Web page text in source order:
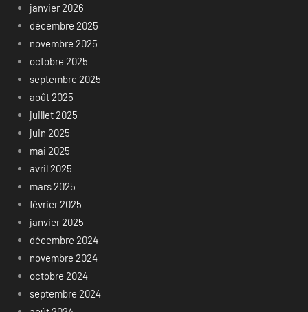
janvier 2026
décembre 2025
novembre 2025
octobre 2025
septembre 2025
août 2025
juillet 2025
juin 2025
mai 2025
avril 2025
mars 2025
février 2025
janvier 2025
décembre 2024
novembre 2024
octobre 2024
septembre 2024